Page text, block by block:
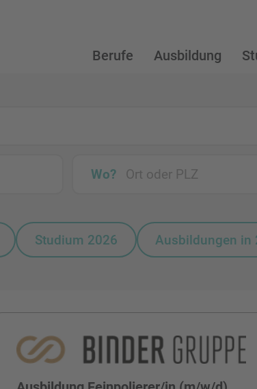
Berufe Ausbildung
Wo?
Studium 2026 Ausbildungen in
Alle Stellen